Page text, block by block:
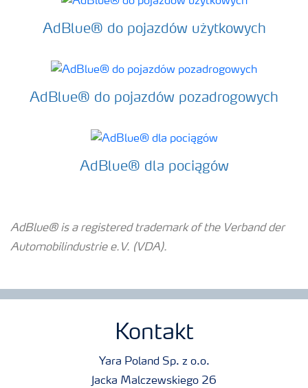
AdBlue® do pojazdów użytkowych
AdBlue® do pojazdów pozadrogowych
AdBlue® dla pociągów
AdBlue® is a registered trademark of the Verband der
Automobilindustrie e.V. (VDA).
Kontakt
Yara Poland Sp. z o.o.
Jacka Malczewskiego 26